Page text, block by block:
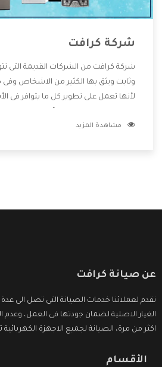
شركة كرافت
شركة كرافت من الشركات القديمة التى
وثابت ويثق بها الكثير من الاشخاص وفى
لأنها تعمل على تطوير كل ما يتوافر فى
وتقدم للعملاء أقوى العروض
مشاهدة المزيد
عن صيانة كرافت
نقدم لعملائنا خدمات الصيانة التى تصل الى
الغيار الاصلية لضمان جودتها فى العمل،
اكثر من مرة، الصيانة لجميع الاجهزة
الأقسام